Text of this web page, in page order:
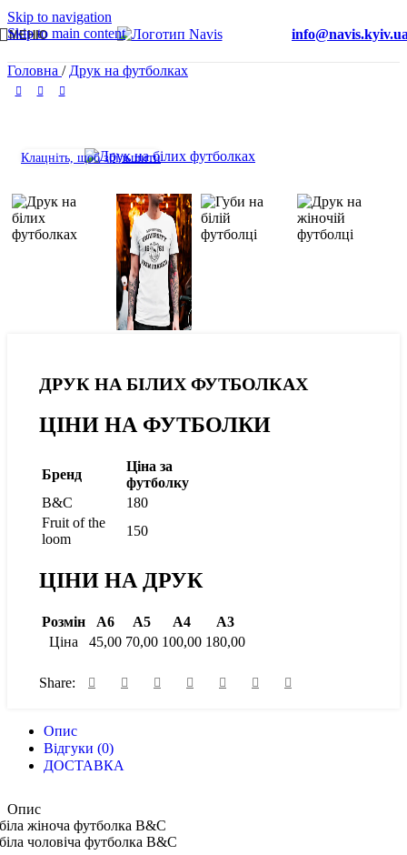
Skip to navigation
Skip to main content
МЕНЮ
Головна / Друк на футболках
Клацніть, щоб збільшити
ДРУК НА БІЛИХ ФУТБОЛКАХ
ЦІНИ НА ФУТБОЛКИ
Бренд
Ціна за
футболку
B&C
180
Fruit of the
loom
150
ЦІНИ НА ДРУК
Розмін А6 А5 А4
А3
Ціна
45,00 70,00 100,00 180,00
Share:
Опис
Відгуки (0)
ДОСТАВКА
Опис